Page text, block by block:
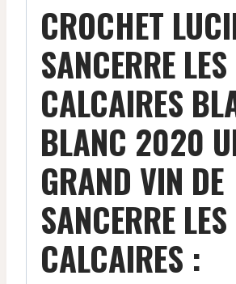
CROCHET
SANCERRE LES
CALCAIRES
BLANC 2020
GRAND VIN DE
SANCERRE LES
CALCAIRES :